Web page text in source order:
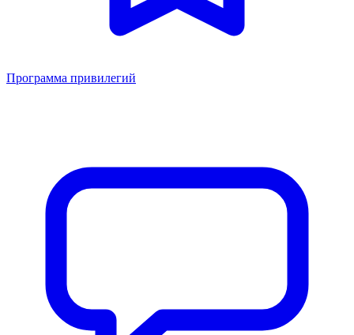
Программа привилегий